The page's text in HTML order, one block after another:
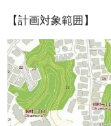
【計画対象範囲】